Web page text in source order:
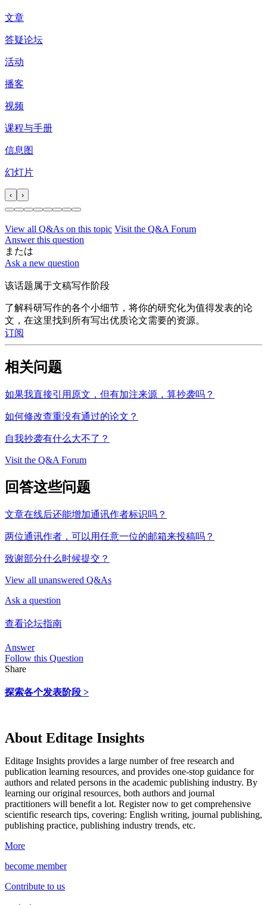
文章
答疑论坛
活动
播客
视频
课程与手册
信息图
幻灯片
‹ ›
View all Q&As on this topic Visit the Q&A Forum
Answer this question
または
Ask a new question
该话题属于文稿写作阶段
了解科研写作的各个小细节，将你的研究化为值得发表的论
文，在这里找到所有写出优质论文需要的资源。
订阅
相关问题
如果我直接引用原文，但有加注来源，算抄袭吗？
如何修改查重没有通过的论文？
自我抄袭有什么大不了？
Visit the Q&A Forum
回答这些问题
文章在线后还能增加通讯作者标识吗？
两位通讯作者，可以用任意一位的邮箱来投稿吗？
致谢部分什么时候提交？
View all unanswered Q&As
Ask a question
查看论坛指南
Answer
Follow this Question
Share
探索各个发表阶段 >
About Editage Insights
Editage Insights provides a large number of free research and
publication learning resources, and provides one-stop guidance for
authors and related persons in the academic publishing industry. By
learning our original resources, both authors and journal
practitioners will benefit a lot. Register now to get comprehensive
scientific research tips, covering: English writing, journal publishing,
publishing practice, publishing industry trends, etc.
More
become member
Contribute to us